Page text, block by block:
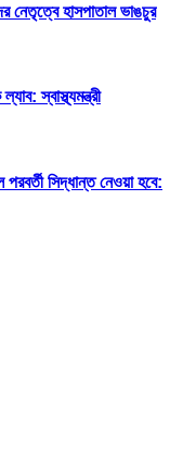
নেতৃত্বে হাসপাতাল ভাঙচুর
স্বাস্থ্যমন্ত্রী
সিদ্ধান্ত নেওয়া হবে: